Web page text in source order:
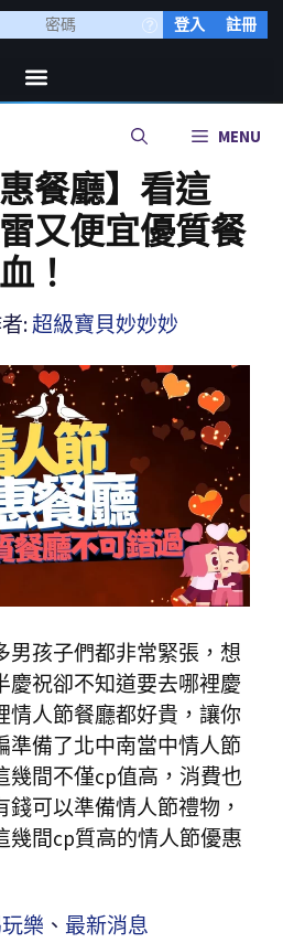
登入 註冊
MENU
餐廳】看這
又便宜優質餐
！
: 超級寶貝妙妙妙
男孩子們都非常緊張，想
慶祝卻不知道要去哪裡慶
情人節餐廳都好貴，讓你
準備了北中南當中情人節
幾間不僅cp值高，消費也
可以準備情人節禮物，
幾間cp質高的情人節優惠
樂 、最新消息